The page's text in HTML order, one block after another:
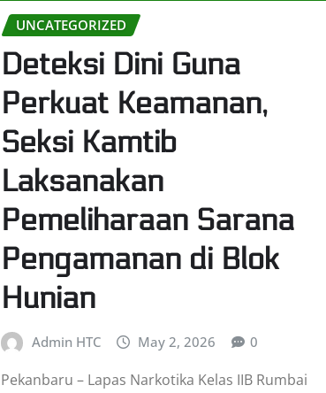
UNCATEGORIZED
Deteksi Dini Guna
Perkuat Keamanan,
Seksi Kamtib
Laksanakan
Pemeliharaan Sarana
Pengamanan di Blok
Hunian
Admin HTC May 2, 2026 0
Pekanbaru – Lapas Narkotika Kelas IIB Rumbai